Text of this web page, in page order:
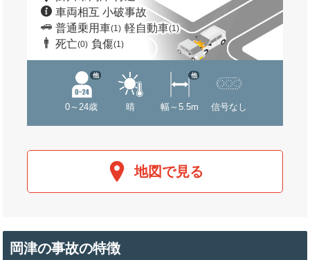
車両相互 小破事故
普通乗用車(1) 軽自動車(1)
死亡(0) 負傷(1)
0～24歳
他
晴 幅～5.5m
他
信号なし
地図で見る
岡津の事故の特徴